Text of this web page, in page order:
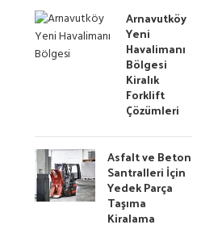
Arnavutköy
Yeni
Havalimanı
Bölgesi
Kiralık
Forklift
Çözümleri
Asfalt ve Beton
Santralleri İçin
Yedek Parça
Taşıma
Kiralama